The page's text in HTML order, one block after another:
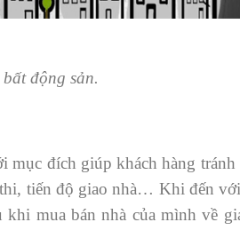
động sản.
mục đích giúp khách hàng
tiến độ giao nhà… Khi đến với
khi mua bán nhà của mình về